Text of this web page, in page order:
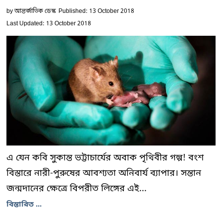
byআন্তর্জাতিক ডেস্ক Published: 13 October 2018
Last Updated: 13 October 2018
এ যেন কবি সুকান্ত ভট্টাচার্যের অবাক পৃথিবীর গল্প! বংশ
বিস্তারে নারী-পুরুষের আবশ্যতা অনিবার্য ব্যাপার। সন্তান
জন্মদানের ক্ষেত্রে বিপরীত লিঙ্গের এই...
বিস্তারিত ...